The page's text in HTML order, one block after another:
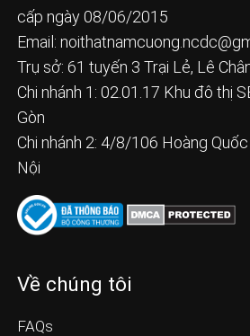
cấp ngày 08/06/2015
Email:
Trụ sở: 61 tuyến 3 Trại Lẻ, Lê
Chi nhánh 1: 02.01.17 Khu đô thị
Gòn
Chi nhánh 2: 4/8/106 Hoàng Quốc
Nội
Về chúng tôi
FAQs